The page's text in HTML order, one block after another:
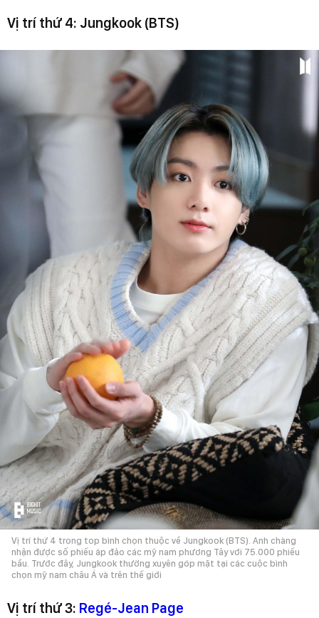
Vị trí thứ 4: Jungkook (BTS)
Vị trí thứ 4 trong top bình chọn thuộc về Jungkook (BTS). Anh chàng
nhận được số phiếu áp đảo các mỹ nam phương Tây với 75.000 phiếu
bầu. Trước đây, Jungkook thường xuyên góp mặt tại các cuộc bình
chọn mỹ nam châu Á và trên thế giới
Vị trí thứ 3: Regé-Jean Page